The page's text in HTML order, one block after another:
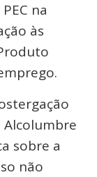
na
às
Alcolumbre
sobre a
não